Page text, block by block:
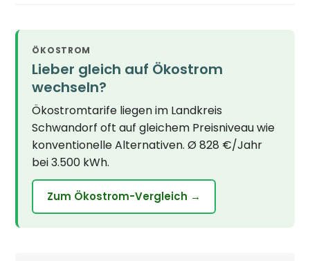
ÖKOSTROM
Lieber gleich auf Ökostrom
wechseln?
Ökostromtarife liegen im Landkreis
Schwandorf oft auf gleichem Preisniveau wie
konventionelle Alternativen. Ø 828 €/Jahr
bei 3.500 kWh.
Zum Ökostrom-Vergleich →